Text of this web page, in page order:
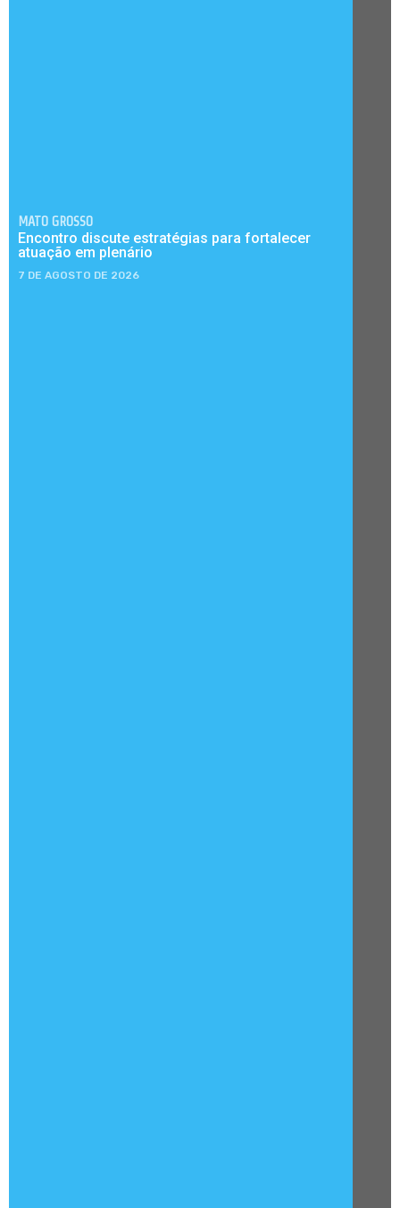
MATO GROSSO
Encontro discute estratégias para fortalecer
atuação em plenário
7 DE AGOSTO DE 2026